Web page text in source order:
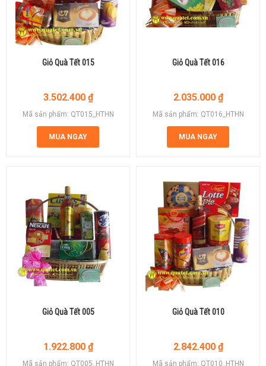
Giỏ Quà Tết 015
3.502.400 ₫
Mã sản phẩm: QT015_HTHN
MUA NGAY
Giỏ Quà Tết 016
2.035.000 ₫
Mã sản phẩm: QT016_HTHN
MUA NGAY
Giỏ Quà Tết 005
1.922.800 ₫
Mã sản phẩm: QT005_HTHN
Giỏ Quà Tết 010
2.842.400 ₫
Mã sản phẩm: QT010_HTHN